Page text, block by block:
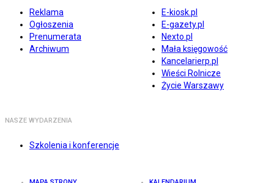
Reklama
Ogłoszenia
Prenumerata
Archiwum
E-kiosk.pl
E-gazety.pl
Nexto.pl
Mała księgowość
Kancelarierp.pl
Wieści Rolnicze
Życie Warszawy
NASZE WYDARZENIA
Szkolenia i konferencje